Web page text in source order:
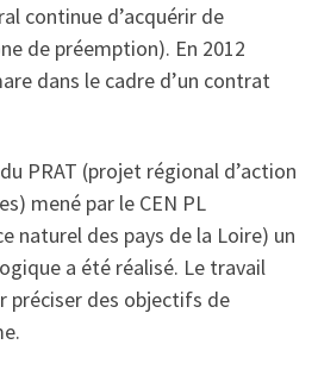
continue d’acquérir de
de préemption). En 2012
dans le cadre d’un contrat
PRAT (projet régional d’action
mené par le CEN PL
naturel des pays de la Loire) un
a été réalisé. Le travail
préciser des objectifs de